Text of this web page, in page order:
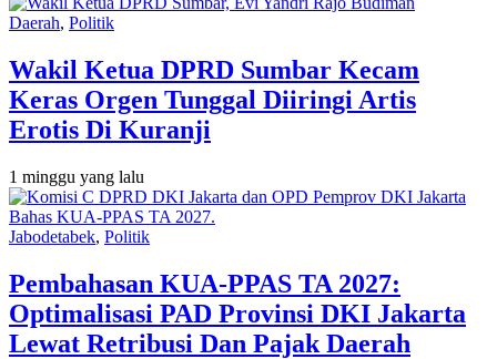
Daerah, Politik
Wakil Ketua DPRD Sumbar Kecam
Keras Orgen Tunggal Diiringi Artis
Erotis Di Kuranji
1 minggu yang lalu
Jabodetabek, Politik
Pembahasan KUA-PPAS TA 2027:
Optimalisasi PAD Provinsi DKI Jakarta
Lewat Retribusi Dan Pajak Daerah